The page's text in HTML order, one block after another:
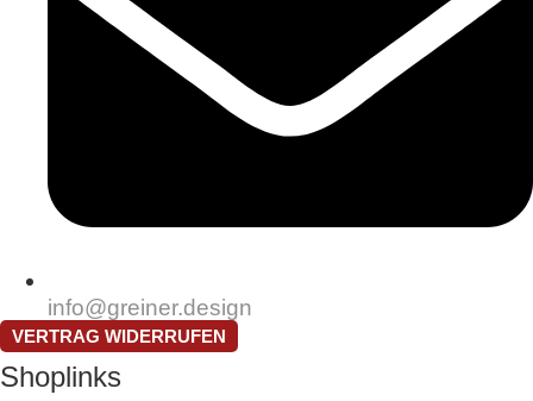
info@greiner.design
VERTRAG WIDERRUFEN
Shoplinks